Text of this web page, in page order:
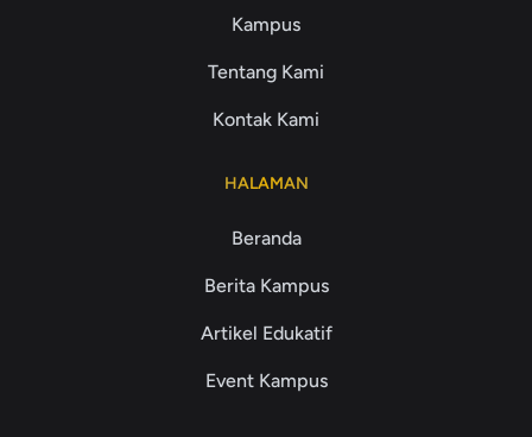
Kampus
Tentang Kami
Kontak Kami
HALAMAN
Beranda
Berita Kampus
Artikel Edukatif
Event Kampus